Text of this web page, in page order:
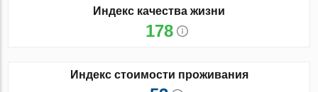
Индекс качества жизни
178
Индекс стоимости проживания